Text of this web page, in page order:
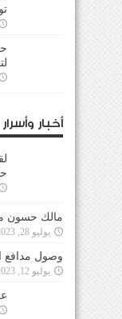
أخبار وأسرار
مالك حسون
يوليو 28, 2023
وصول مدافع
يوليو 12, 2023